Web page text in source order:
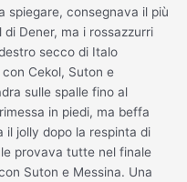
spiegare, consegnava il più
Dener, ma i rossazzurri
secco di Italo
Cekol, Suton e
sulle spalle fino al
in piedi, ma beffa
il jolly dopo la respinta di
provava tutte nel finale
Suton e Messina. Una